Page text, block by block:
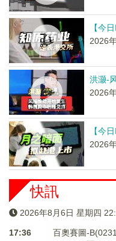
【今
2026
洪灏-
2026
【今
2026
快訊
2026年8月6日 星期四
17:36
百奧賽圖-